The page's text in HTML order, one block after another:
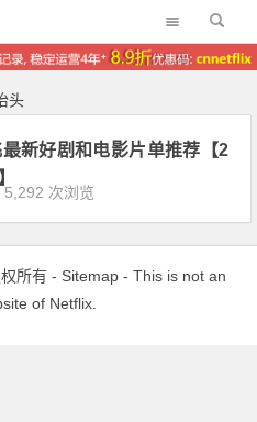
头
新好剧和电影片单推荐【2
5,292 次浏览
所有 - Sitemap- This is not an
of Netflix.